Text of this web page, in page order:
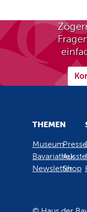
THEMEN
Museum
Bavariathek
Newsletter
Presse
Shop